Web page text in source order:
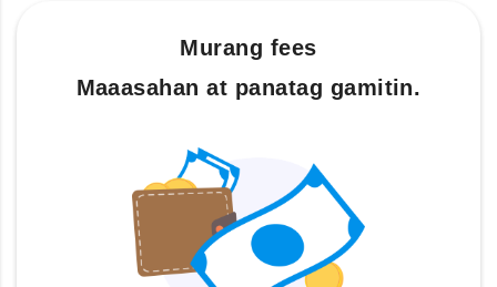
Murang fees
Maaasahan at panatag gamitin.